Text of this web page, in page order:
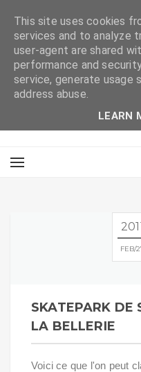
FEB
SKATEPARK DE
LA BELLERIE
Voici ce que l'on peut
This site uses cookies
services and to analyze
user-agent are shared
performance and
service, generate
address abuse.
LEARN